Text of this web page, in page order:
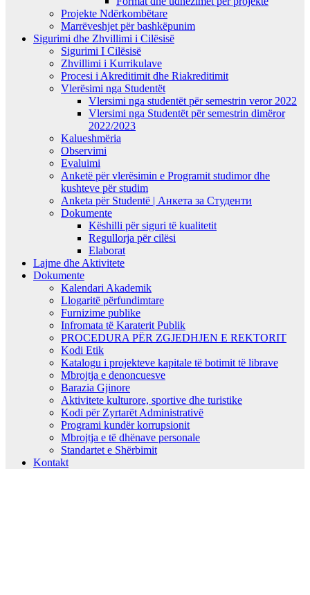
Projekte Ndërkombëtare
Marrëveshjet për bashkëpunim
Sigurimi dhe Zhvillimi i Cilësisë
Sigurimi I Cilësisë
Zhvillimi i Kurrikulave
Procesi i Akreditimit dhe Riakreditimit
Vlerësimi nga Studentët
Vlersimi nga studentët për semestrin veror 2022
Vlersimi nga Studentët për semestrin dimëror
2022/2023
Kalueshmëria
Observimi
Evaluimi
Anketë për vlerësimin e Programit studimor dhe
kushteve për studim
Anketa për Studentë | Анкета за Студенти
Dokumente
Këshilli për siguri të kualitetit
Regullorja për cilësi
Elaborat
Lajme dhe Aktivitete
Dokumente
Kalendari Akademik
Llogaritë përfundimtare
Furnizime publike
Infromata të Karaterit Publik
PROCEDURA PËR ZGJEDHJEN E REKTORIT
Kodi Etik
Katalogu i projekteve kapitale të botimit të librave
Mbrojtja e denoncuesve
Barazia Gjinore
Aktivitete kulturore, sportive dhe turistike
Kodi për Zyrtarët Administrativë
Programi kundër korrupsionit
Mbrojtja e të dhënave personale
Standartet e Shërbimit
Kontakt